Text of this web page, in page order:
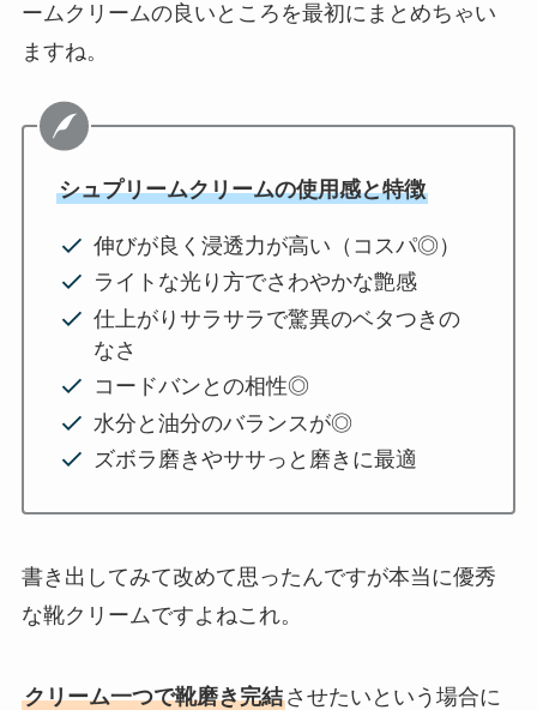
ームクリームの良いところを最初にまとめちゃい
ますね。
シュプリームクリームの使用感と特徴
伸びが良く浸透力が高い（コスパ◎）
ライトな光り方でさわやかな艶感
仕上がりサラサラで驚異のベタつきの
なさ
コードバンとの相性◎
水分と油分のバランスが◎
ズボラ磨きやササっと磨きに最適
書き出してみて改めて思ったんですが本当に優秀
な靴クリームですよねこれ。
クリーム一つで靴磨き完結させたいという場合に